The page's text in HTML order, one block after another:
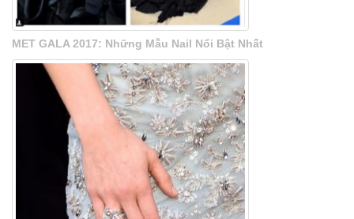
MET GALA 2017: Những Mẫu Nail Nổi Bật Nhất